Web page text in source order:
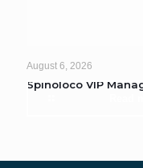
August 6, 2026
Spinoloco VIP